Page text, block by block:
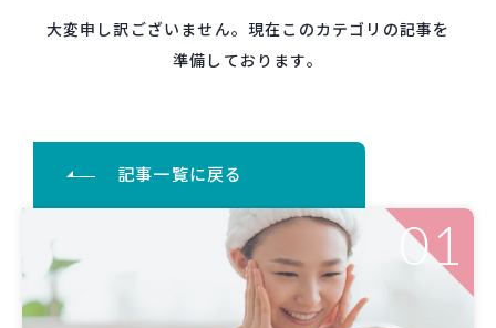
大変申し訳ございません。現在このカテゴリの記事を
準備しております。
記事一覧に戻る
01